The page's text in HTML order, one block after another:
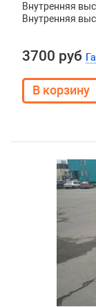
Внутренняя
Внутренняя
3700 руб